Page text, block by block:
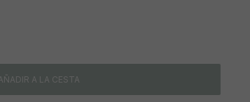
A LA CESTA